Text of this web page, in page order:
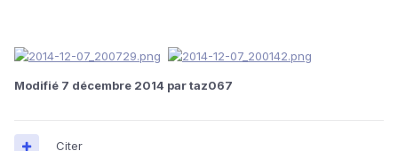
Modifié 7 décembre 2014 par taz067
Citer